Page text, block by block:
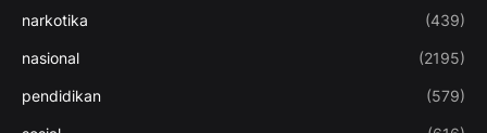
narkotika (439)
nasional (2195)
pendidikan (579)